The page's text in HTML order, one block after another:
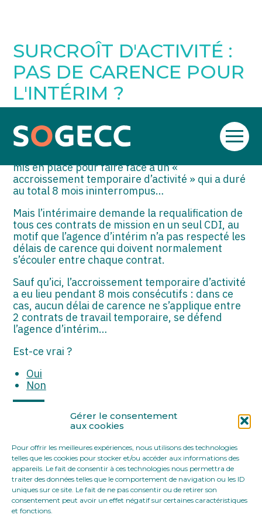
Gérer le consentement
aux cookies
Pour offrir les meilleures expériences, nous utilisons des technologies
telles que les cookies pour stocker et/ou accéder aux informations des
appareils. Le fait de consentir à ces technologies nous permettra de
traiter des données telles que le comportement de navigation ou les ID
uniques sur ce site. Le fait de ne pas consentir ou de retirer son
consentement peut avoir un effet négatif sur certaines caractéristiques
et fonctions.
Aller
SOGECC – Noisy
SOGECC – République
COMMERÇANTS
GROUPE
PROFESSIONS LIBÉRALES
HOLDING
PARTICULIERS
EXPATRIÉ NON RÉSIDANT
IMPATRIÉ / EXPATRIÉ
ASSOCIATIONS
START-UP
SECTEUR AUDIOVISUEL
Gérer votre quotidien
Piloter votre entreprise
Construire votre patrimoine
Être prêt pour la facturation
électronique
SURCROÎT D'ACTIVITÉ :
PAS DE CARENCE POUR
L'INTÉRIM ?
Un intérimaire est mis à la disposition d’une
entreprise suivant 15 contrats successifs, tous
mis en place pour faire face à un «
accroissement temporaire d’activité » qui a duré
au total 8 mois ininterrompus…
Mais l’intérimaire demande la requalification de
tous ces contrats de mission en un seul CDI, au
motif que l’agence d’intérim n’a pas respecté les
délais de carence qui doivent normalement
s’écouler entre chaque contrat.
Sauf qu’ici, l’accroissement temporaire d’activité
a eu lieu pendant 8 mois consécutifs : dans ce
cas, aucun délai de carence ne s’applique entre
2 contrats de travail temporaire, se défend
l’agence d’intérim…
Est-ce vrai ?
Oui
Non
FaceBook
TwitterLinkedIn